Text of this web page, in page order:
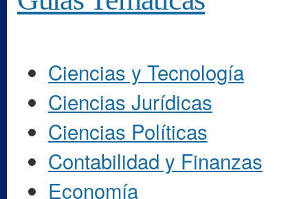
Ciencias y Tecnología
Ciencias Jurídicas
Ciencias Políticas
Contabilidad y Finanzas
Economía